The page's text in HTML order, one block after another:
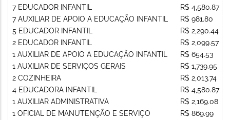
7 EDUCADOR INFANTIL
7 AUXILIAR DE APOIO A EDUCAÇÃO INFANTIL
5 EDUCADOR INFANTIL
2 EDUCADOR INFANTIL
1 AUXILIAR DE APOIO A EDUCAÇÃO INFANTIL
1 AUXILIAR DE SERVIÇOS GERAIS
2 COZINHEIRA
4 EDUCADORA INFANTIL
1 AUXILIAR ADMINISTRATIVA
1 OFICIAL DE MANUTENÇÃO E SERVIÇO
R$ 4,580.87
R$ 981.80
R$ 2,290.44
R$ 2,099.57
R$ 654.53
R$ 1,739.95
R$ 2,013.74
R$ 4,580.87
R$ 2,169.08
R$ 869.99